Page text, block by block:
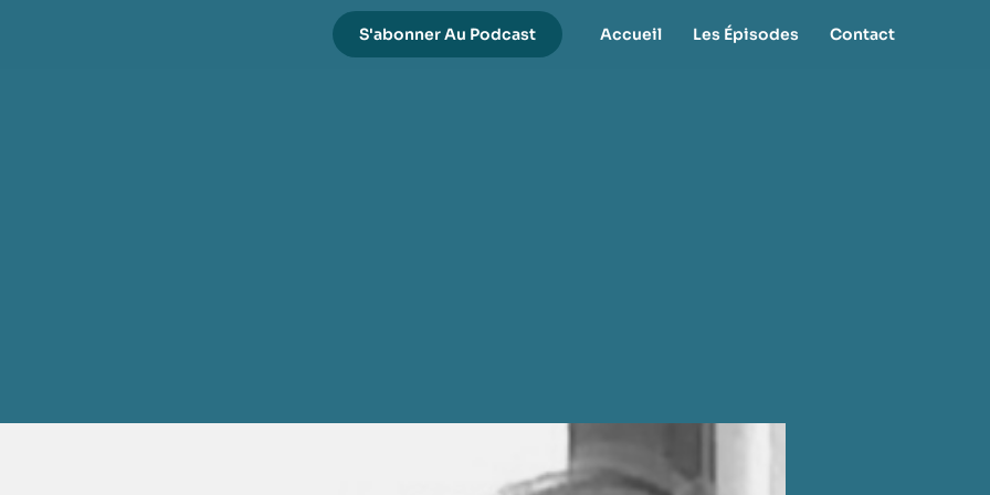
S'abonner Au Podcast Accueil Les Épisodes Contact